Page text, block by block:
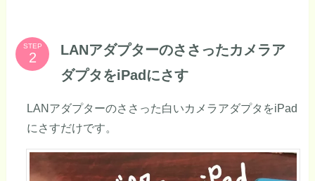
STEP
LANアダプターのささったカメラア
ダプタをiPadにさす
LANアダプターのささった白いカメラアダプタをiPad
にさすだけです。